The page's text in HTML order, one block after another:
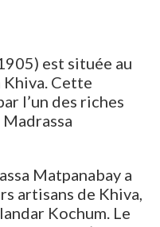
est située au
Khiva. Cette
l’un des riches
Matpanabay a
artisans de Khiva,
Kochum. Le